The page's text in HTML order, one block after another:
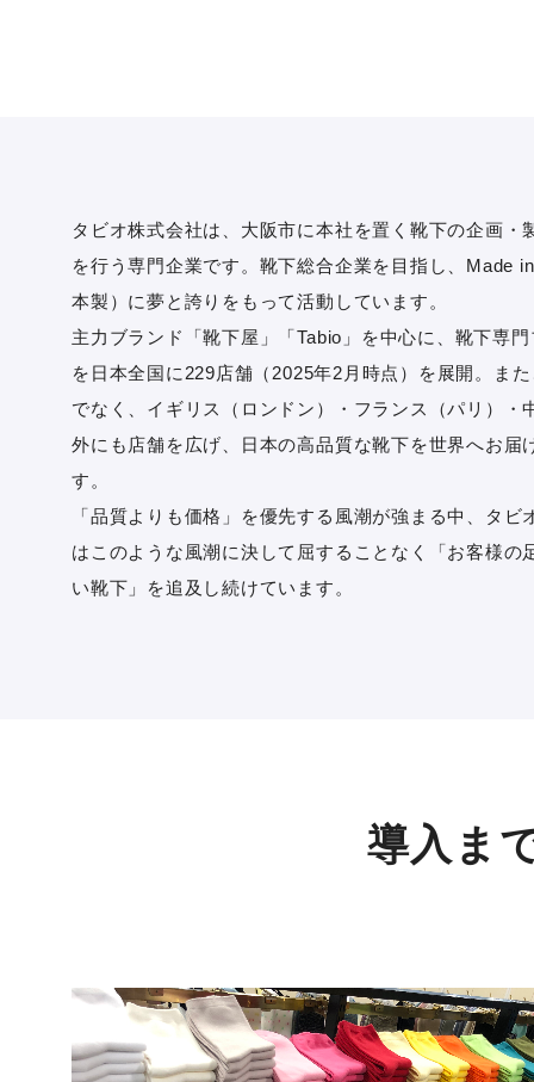
タビオ株式会社は、大阪市に本社を置く靴下の企画・
を行う専門企業です。靴下総合企業を目指し、Made
本製）に夢と誇りをもって活動しています。
主力ブランド「靴下屋」「Tabio」を中心に、靴下専
を日本全国に229店舗（2025年2月時点）を展開。ま
でなく、イギリス（ロンドン）・フランス（パリ）・
外にも店舗を広げ、日本の高品質な靴下を世界へお届
す。
「品質よりも価格」を優先する風潮が強まる中、タビ
はこのような風潮に決して屈することなく「お客様の
い靴下」を追及し続けています。
導入ま